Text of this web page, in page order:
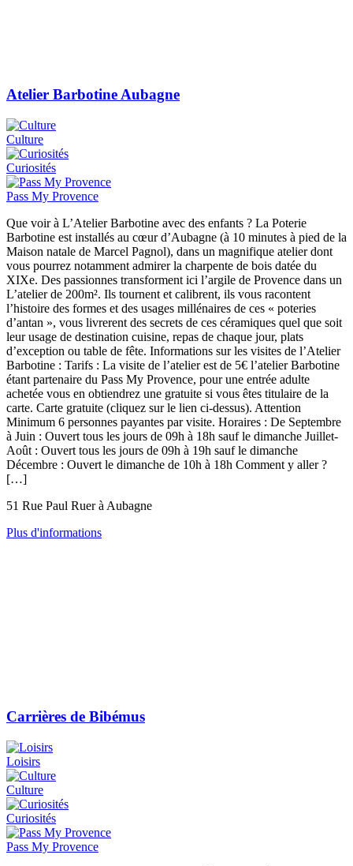
Atelier Barbotine Aubagne
Culture
Curiosités
Pass My Provence
Que voir à L’Atelier Barbotine avec des enfants ? La Poterie
Barbotine est installés au cœur d’Aubagne (à 10 minutes à pied de la
Maison natale de Marcel Pagnol), dans un magnifique atelier dont
vous pourrez notamment admirer la charpente de bois datée du
XIXe. Des passionnes transforment ici l’argile de Provence dans un
L’atelier de 200m². Ils tournent et calibrent, ils vous racontent
l’histoire des formes et des usages millénaires de ces « poteries
d’antan », vous livrerent des secrets de ces céramiques quel que soit
leur usage de destination cuisine, repas de chaque jour, plats
d’exception ou table de fête. Informations sur les visites de l’Atelier
Barbotine : Tarifs : La visite de l’atelier est de 5€ l’atelier Barbotine
étant partenaire du Pass My Provence, pour une entrée adulte
achetée vous en obtiendrez une gratuite si vous êtes titulaire de la
carte. Carte gratuite (cliquez sur le lien ci-dessus). Attention
Minimum 6 personnes payantes par visite. Horaires : De Septembre
à Juin : Ouvert tous les jours de 09h à 18h sauf le dimanche Juillet-
Août : Ouvert tous les jours de 09h à 19h sauf le dimanche
Décembre : Ouvert le dimanche de 10h à 18h Comment y aller ?
[…]
51 Rue Paul Ruer à Aubagne
Plus d'informations
Carrières de Bibémus
Loisirs
Culture
Curiosités
Pass My Provence